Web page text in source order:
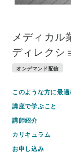
メディカル
ディレクシ
オンデマンド配信
このような方に最
講座で学ぶこと
講師紹介
カリキュラム
お申し込み